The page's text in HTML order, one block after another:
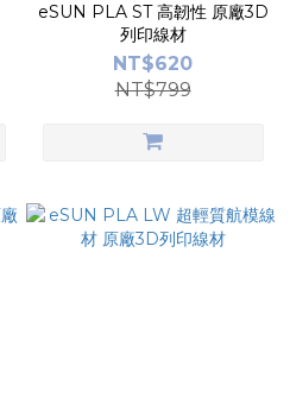
eSUN PLA ST 高韌性 原廠3D
列印線材
NT$620
NT$799